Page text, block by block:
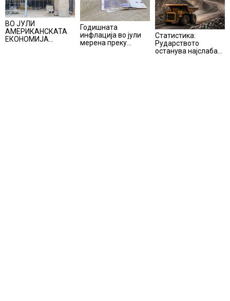
ВО ЈУЛИ
АМЕРИКАНСКАТА
ЕКОНОМИЈА
Годишната
инфлација во јули
мерена преку
Статистика:
Рударството
останува најслаба